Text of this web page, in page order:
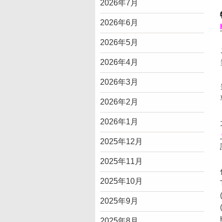
2026年7月
2026年6月
2026年5月
2026年4月
2026年3月
2026年2月
2026年1月
2025年12月
2025年11月
2025年10月
2025年9月